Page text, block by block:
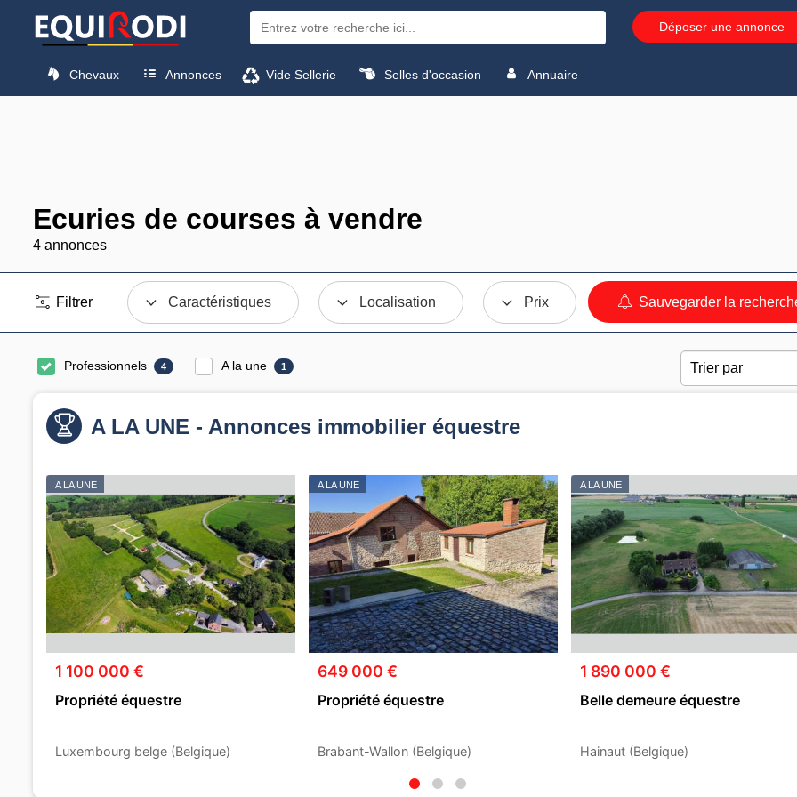
Déposer une annonce
Chevaux Annonces Vide Sellerie Selles d'occasion Annuaire
Ecuries de courses à vendre
4 annonces
Filtrer Caractéristiques Localisation Prix Sauvegarder la
Professionnels 4 A la une 1
A LA UNE - Annonces immobilier équestre
A LA UNE
1 100 000 €
Propriété équestre
Luxembourg belge (Belgique)
A LA UNE
649 000 €
Propriété équestre
Brabant-Wallon (Belgique)
A LA UNE
1 890 000 €
Belle demeure équestre
Hainaut (Belgique)